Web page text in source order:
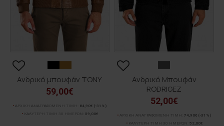
Ανδρικό μπουφάν TONY
59,00€
ΑΡΧΙΚΗ ΑΝΑΓΡΑΦΟΜΕΝΗ ΤΙΜΗ: 84,90€ (-31%)
ΚΑΛΥΤΕΡΗ ΤΙΜΗ 30 ΗΜΕΡΩΝ:
59,00€
Ανδρικό Μπουφάν
RODRIGEZ
52,00€
ΑΡΧΙΚΗ ΑΝΑΓΡΑΦΟΜΕΝΗ ΤΙΜΗ: 74,90€ (-31%)
ΚΑΛΥΤΕΡΗ ΤΙΜΗ 30 ΗΜΕΡΩΝ:
52,00€